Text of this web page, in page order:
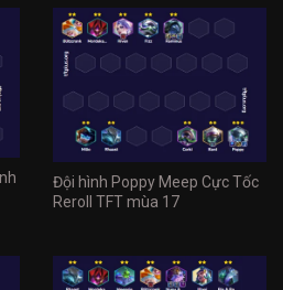
Đội hình Poppy Meep Cực Tốc
Reroll TFT mùa 17